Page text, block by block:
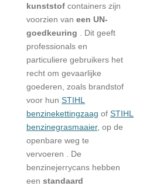
kunststof containers zijn
voorzien van een UN-
goedkeuring
Dit geeft
professionals en
particuliere gebruikers het
recht om gevaarlijke
goederen, zoals brandstof
voor hun STIHL
benzinekettingzaag of STIHL
benzinegrasmaaier, op de
openbare weg te
vervoeren .
De
benzinejerrycans hebben
een standaard